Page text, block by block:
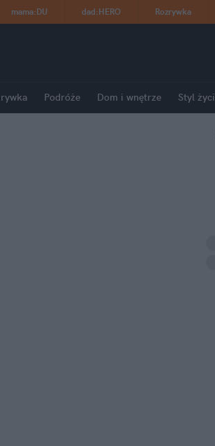
mama:DU dad:HERO Rozrywka
Podróże Dom i wnętrze Styl